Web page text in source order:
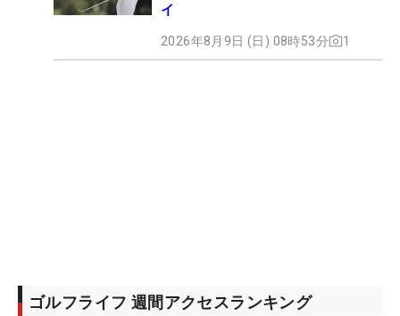
イ
2026年8月9日 (日) 08時53分 1
ゴルフライフ 週間アクセスランキング